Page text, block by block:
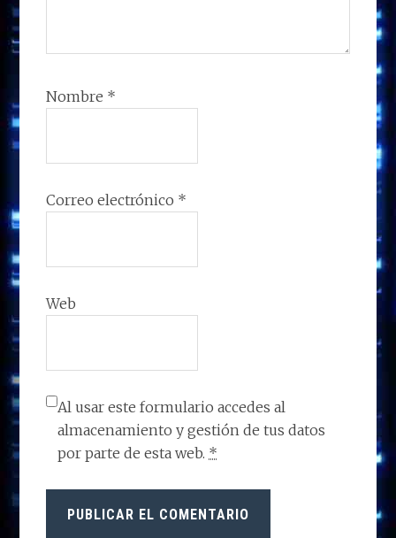
Nombre *
Correo electrónico *
Web
Al usar este formulario accedes al
almacenamiento y gestión de tus datos
por parte de esta web. *